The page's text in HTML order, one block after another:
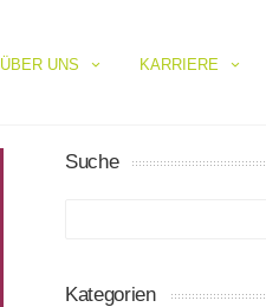
ÜBER UNS KARRIERE
Suche
Kategorien